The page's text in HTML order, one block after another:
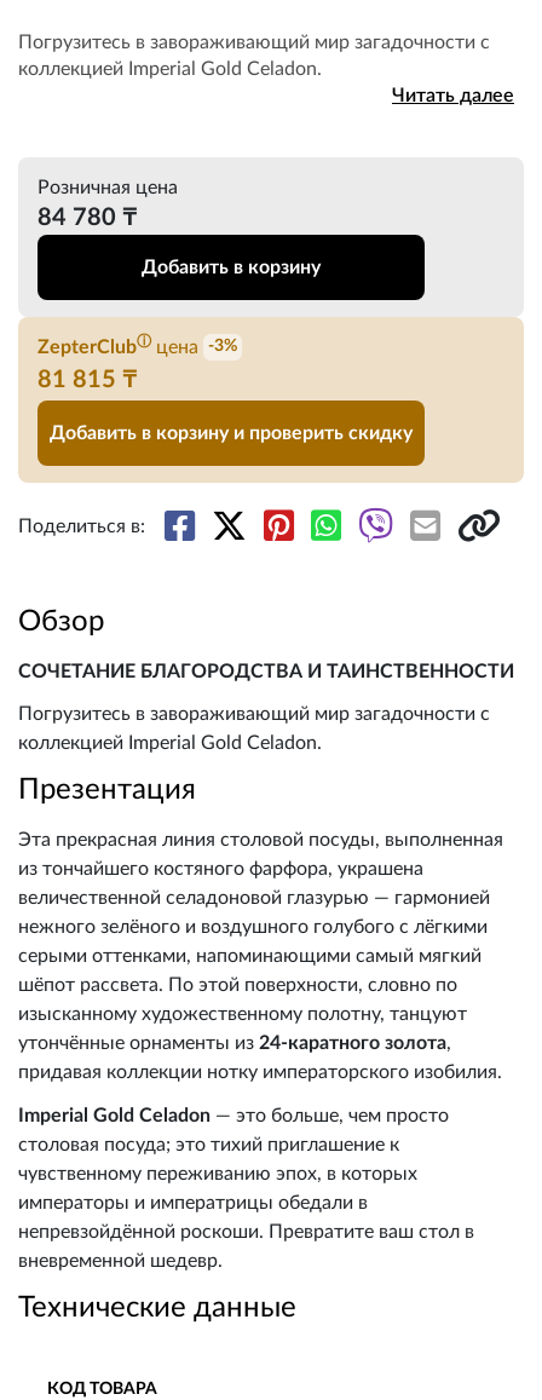
Погрузитесь в завораживающий мир загадочности с
коллекцией Imperial Gold Celadon.
Читать далее
Розничная цена
84 780 ₸
Добавить в корзину
ZepterClubⓘ цена -3%
81 815 ₸
Добавить в корзину и проверить скидку
Поделиться в:
Обзор
СОЧЕТАНИЕ БЛАГОРОДСТВА И ТАИНСТВЕННОСТИ
Погрузитесь в завораживающий мир загадочности с
коллекцией Imperial Gold Celadon.
Презентация
Эта прекрасная линия столовой посуды, выполненная
из тончайшего костяного фарфора, украшена
величественной селадоновой глазурью — гармонией
нежного зелёного и воздушного голубого с лёгкими
серыми оттенками, напоминающими самый мягкий
шёпот рассвета. По этой поверхности, словно по
изысканному художественному полотну, танцуют
утончённые орнаменты из 24-каратного золота,
придавая коллекции нотку императорского изобилия.
Imperial Gold Celadon — это больше, чем просто
столовая посуда; это тихий приглашение к
чувственному переживанию эпох, в которых
императоры и императрицы обедали в
непревзойдённой роскоши. Превратите ваш стол в
вневременной шедевр.
Технические данные
КОД ТОВАРА